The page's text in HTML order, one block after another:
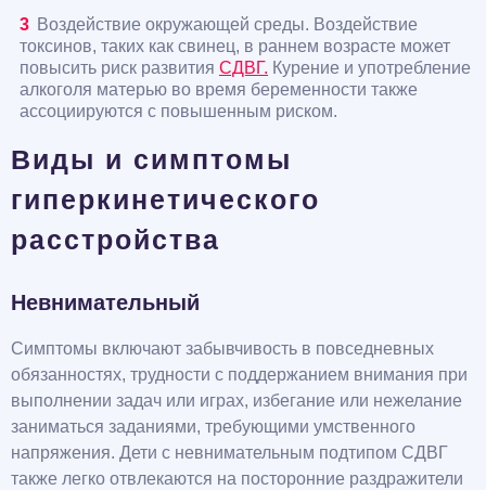
Воздействие окружающей среды. Воздействие
токсинов, таких как свинец, в раннем возрасте может
повысить риск развития СДВГ. Курение и употребление
алкоголя матерью во время беременности также
ассоциируются с повышенным риском.
Виды и симптомы
гиперкинетического
расстройства
Невнимательный
Симптомы включают забывчивость в повседневных
обязанностях, трудности с поддержанием внимания при
выполнении задач или играх, избегание или нежелание
заниматься заданиями, требующими умственного
напряжения. Дети с невнимательным подтипом СДВГ
также легко отвлекаются на посторонние раздражители